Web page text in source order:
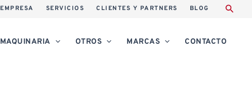
EMPRESA SERVICIOS CLIENTES Y PARTNERS BLOG
MAQUINARIA OTROS MARCAS CONTACTO
A